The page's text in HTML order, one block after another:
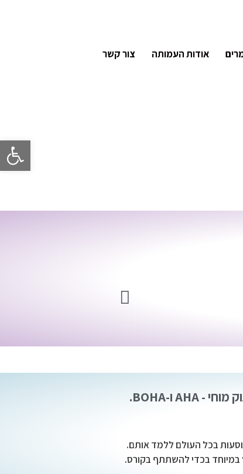
אודות העמותה צור קשר
בכל העולם ללמד אותם.
במיוחד בכדי להשתתף בקורס.
פתח